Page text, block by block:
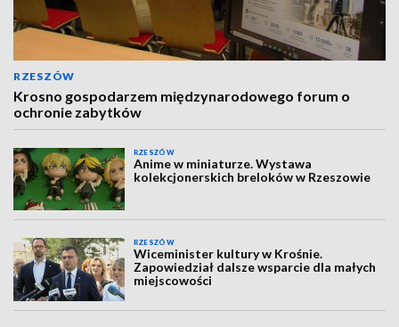
RZESZÓW
Krosno gospodarzem międzynarodowego forum o
ochronie zabytków
RZESZÓW
Anime w miniaturze. Wystawa
kolekcjonerskich breloków w Rzeszowie
RZESZÓW
Wiceminister kultury w Krośnie.
Zapowiedział dalsze wsparcie dla małych
miejscowości